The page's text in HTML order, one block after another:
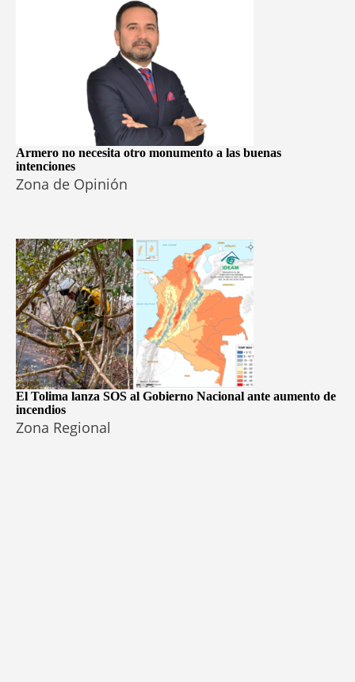
Armero no necesita otro monumento a las buenas
intenciones
Zona de Opinión
El Tolima lanza SOS al Gobierno Nacional ante aumento de
incendios
Zona Regional